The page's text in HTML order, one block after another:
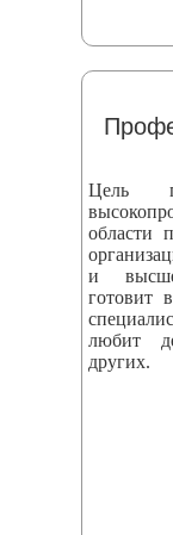
Цель
области
и
готовит
любит
других.